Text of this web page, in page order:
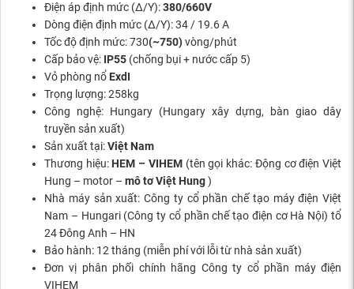
Điện áp định mức (Δ/Y):380/660V
Dòng điện định mức (Δ/Y): 34 / 19.6 A
Tốc độ định mức: 730(~750)vòng/phút
Cấp bảo vệ: IP55 (chống bụi + nước cấp 5)
Vỏ phòng nổ ExdI
Trọng lượng: 258kg
Công nghệ: Hungary (Hungary xây dựng, bàn giao dây
truyền sản xuất)
Sản xuất tại:Việt Nam
Thương hiệu: HEM – VIHEM (tên gọi khác: Động cơ điện Việt
Hung – motor – mô tơ Việt Hung)
Nhà máy sản xuất: Công ty cổ phần chế tạo máy điện Việt
Nam – Hungari (Công ty cổ phần chế tạo điện cơ Hà Nội) tổ
24 Đông Anh – HN
Bảo hành: 12 tháng (miễn phí với lỗi từ nhà sản xuất)
Đơn vị phân phối chính hãng Công ty cổ phần máy điện
VIHEM